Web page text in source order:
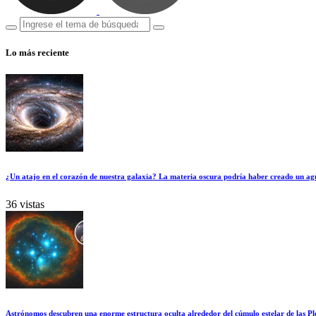
Lo más reciente
¿Un atajo en el corazón de nuestra galaxia? La materia oscura podría haber creado un
36 vistas
Astrónomos descubren una enorme estructura oculta alrededor del cúmulo estelar de las